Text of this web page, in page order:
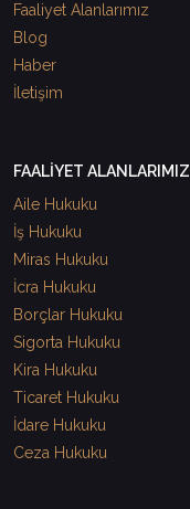
Faaliyet Alanlarımız
Blog
Haber
İletişim
FAALİYET ALANLARIMIZ
Aile Hukuku
İş Hukuku
Miras Hukuku
İcra Hukuku
Borçlar Hukuku
Sigorta Hukuku
Kira Hukuku
Ticaret Hukuku
İdare Hukuku
Ceza Hukuku